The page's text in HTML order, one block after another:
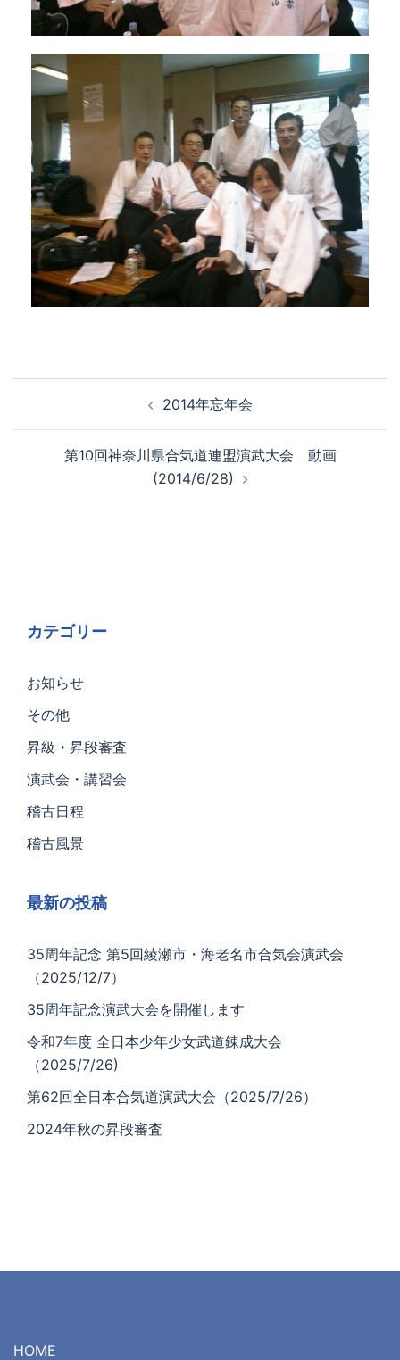
2014年忘年会
第10回神奈川県合気道連盟演武大会 動画
(2014/6/28)
カテゴリー
お知らせ
その他
昇級・昇段審査
演武会・講習会
稽古日程
稽古風景
最新の投稿
35周年記念 第5回綾瀬市・海老名市合気会演武会
（2025/12/7）
35周年記念演武大会を開催します
令和7年度 全日本少年少女武道錬成大会
（2025/7/26)
第62回全日本合気道演武大会（2025/7/26）
2024年秋の昇段審査
HOME